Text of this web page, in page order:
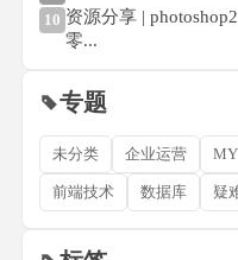
10 资源分享 |
零...
专题
未分类 企业运营
前端技术 数据库 疑